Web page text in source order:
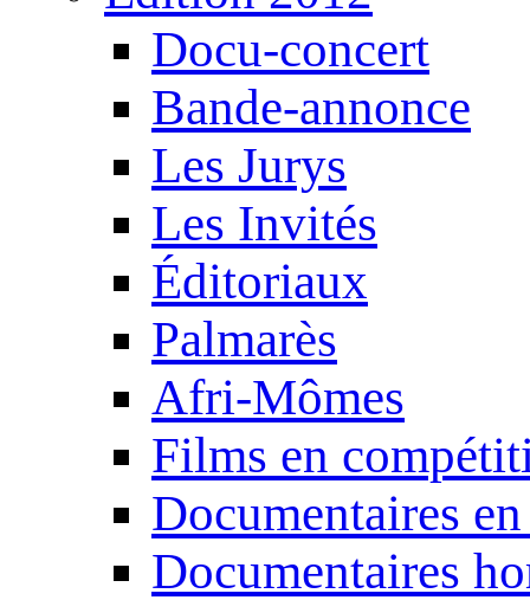
Docu-concert
Bande-annonce
Les Jurys
Les Invités
Éditoriaux
Palmarès
Afri-Mômes
Films en
Documentaires
Documentaires